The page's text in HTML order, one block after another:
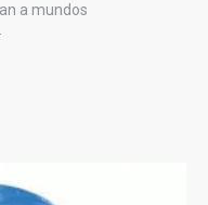
a mundos